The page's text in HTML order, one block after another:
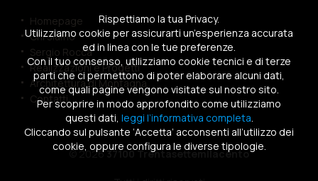
Homepage
Chi siamo
Sergio Rocca
Realizzazioni e Progetti
Architettura di Montagna
Contatti
© 202637100 Trentasettemilacento
Rispettiamo la tua Privacy.
Utilizziamo cookie per assicurarti un’esperienza accurata
ed in linea con le tue preferenze.
Con il tuo consenso, utilizziamo cookie tecnici e di terze
parti che ci permettono di poter elaborare alcuni dati,
come quali pagine vengono visitate sul nostro sito.
Per scoprire in modo approfondito come utilizziamo
questi dati, leggi l’informativa completa.
Cliccando sul pulsante ‘Accetta’ acconsenti all’utilizzo dei
cookie, oppure configura le diverse tipologie.